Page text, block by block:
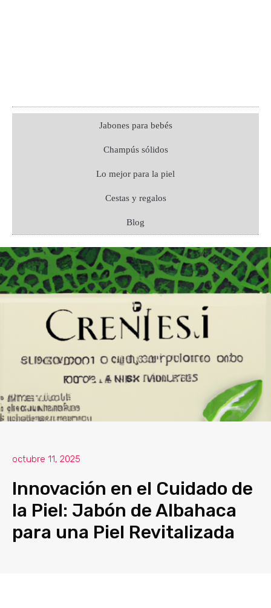
Jabones para bebés
Champús sólidos
Lo mejor para la piel
Cestas y regalos
Blog
octubre 11, 2025
Innovación en el Cuidado de
la Piel: Jabón de Albahaca
para una Piel Revitalizada